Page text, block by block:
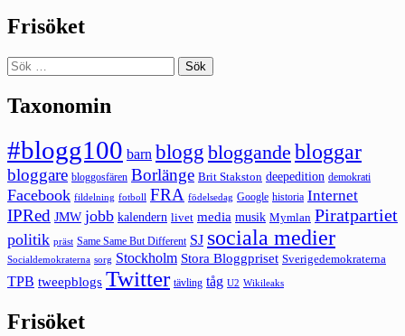
Frisöket
Sök
efter:
Taxonomin
#blogg100 barn blogg bloggande bloggar
bloggare bloggosfären Borlänge Brit Stakston deepedition demokrati
Facebook fildelning fotboll FRA födelsedag Google historia Internet
IPRed JMW jobb kalendern livet media musik Mymlan Piratpartiet
politik präst Same Same But Different SJ sociala medier
Socialdemokraterna sorg Stockholm Stora Bloggpriset Sverigedemokraterna
TPB tweepblogs Twitter tävling tåg U2 Wikileaks
Frisöket